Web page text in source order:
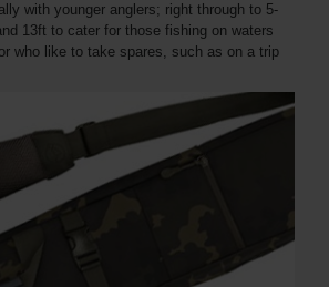
with younger anglers; right through to 5-
13ft to cater for those fishing on waters
who like to take spares, such as on a trip